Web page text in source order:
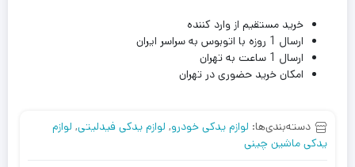
خرید مستقیم از وارد کننده
ارسال 1 روزه با اتوبوس به سراسر ایران
ارسال 1 ساعت به تهران
امکان خرید حضوری در تهران
دسته‌بندی‌ها: لوازم یدکی خودرو, لوازم یدکی فیدلیتی, لوازم
یدکی ماشین چینی